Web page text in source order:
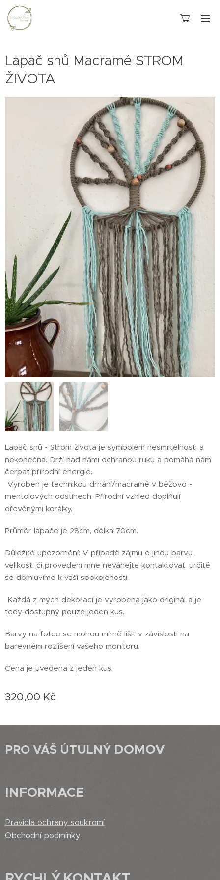
Lapač snů Macramé STROM
ŽIVOTA
Lapač snů - Strom života je symbolem nesmrtelnosti a
nekonečna. Drží nad námi ochranou ruku a pomáhá nám
čerpat přírodní energie.
Vyroben je technikou drhání/macramé v béžovo -
mentolových odstínech. Přírodní vzhled doplňují
dřevěnými korálky.
Průměr lapače je 28cm, délka 70cm.
Důležité upozornění: V případě zájmu o jinou barvu,
velikost, či provedení mne neváhejte kontaktovat, určitě
se domluvíme k vaší spokojenosti.
Každá z mých dekorací je vyrobena jako originál a je
tedy dostupný pouze jeden kus.
Barvy na fotce se mohou mírně lišit v závislosti na
barevném rozlišení vašeho monitoru.
Cena je uvedena z jeden kus.
320,00 Kč
PRO VÁŠ ÚTULNÝ DOMOV
INFORMACE
Pravidla ochrany soukromí
Obchodní podmínky